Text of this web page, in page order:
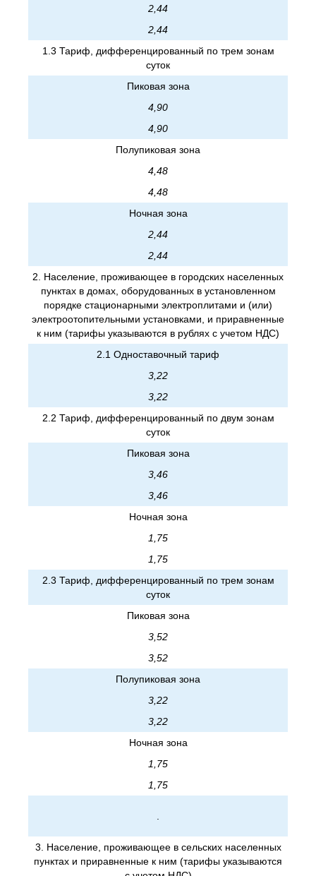
2,44
2,44
1.3 Тариф, дифференцированный по трем зонам
суток
Пиковая зона
4,90
4,90
Полупиковая зона
4,48
4,48
Ночная зона
2,44
2,44
2. Население, проживающее в городских населенных
пунктах в домах, оборудованных в установленном
порядке стационарными электроплитами и (или)
электроотопительными установками, и приравненные
к ним (тарифы указываются в рублях с учетом НДС)
2.1 Одноставочный тариф
3,22
3,22
2.2 Тариф, дифференцированный по двум зонам
суток
Пиковая зона
3,46
3,46
Ночная зона
1,75
1,75
2.3 Тариф, дифференцированный по трем зонам
суток
Пиковая зона
3,52
3,52
Полупиковая зона
3,22
3,22
Ночная зона
1,75
1,75
3. Население, проживающее в сельских населенных
пунктах и приравненные к ним (тарифы указываются